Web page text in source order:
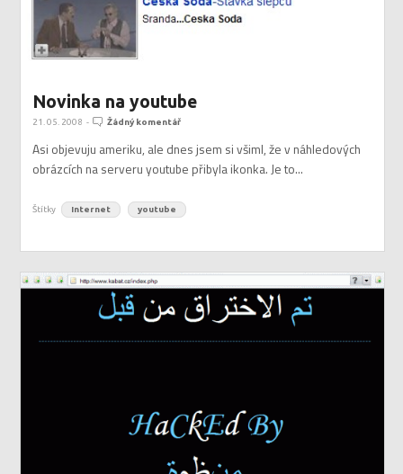
Novinka na youtube
21. 05. 2008 - Žádný komentář
Asi objevuju ameriku, ale dnes jsem si všiml, že v náhledových
obrázcích na serveru youtube přibyla ikonka. Je to...
Štítky Internet youtube